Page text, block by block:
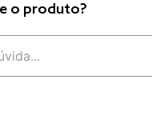
o produto?